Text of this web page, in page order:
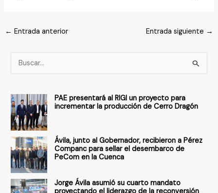
← Entrada anterior Entrada siguiente →
u
c
a
r
o
r
:
PAE presentará al RIGI un proyecto para
incrementar la producción de Cerro Dragón
Ávila, junto al Gobernador, recibieron a Pérez
Companc para sellar el desembarco de
PeCom en la Cuenca
Jorge Ávila asumió su cuarto mandato
proyectando el liderazgo de la reconversión